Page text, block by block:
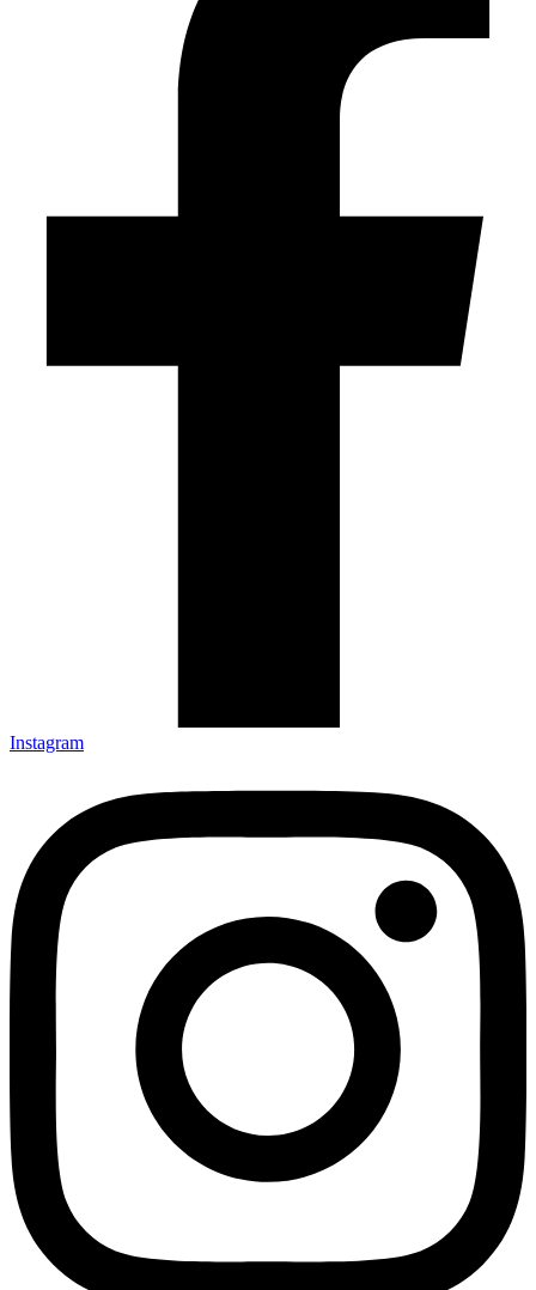
Instagram